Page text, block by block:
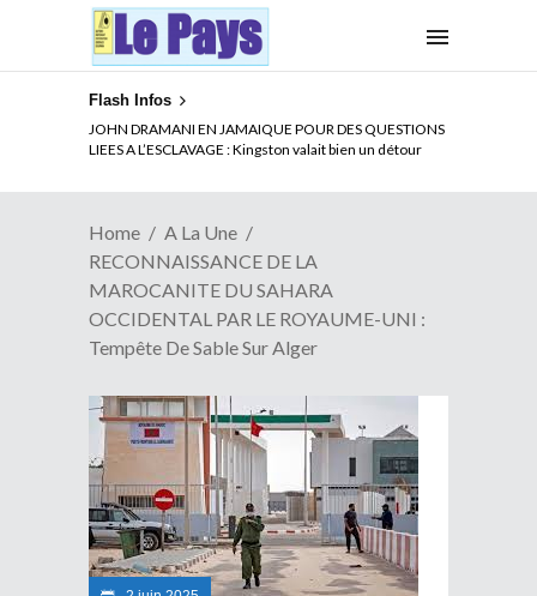
Flash Infos
JOHN DRAMANI EN JAMAIQUE POUR DES QUESTIONS
LIEES A L’ESCLAVAGE : Kingston valait bien un détour
ELECTION DE TALON A LA TETE DU SENAT BENINOIS :
Quand Patrice quitte le pouvoir sans partir !
Home
A La Une
RECONNAISSANCE DE LA
MAROCANITE DU SAHARA
OCCIDENTAL PAR LE ROYAUME-UNI :
Tempête De Sable Sur Alger